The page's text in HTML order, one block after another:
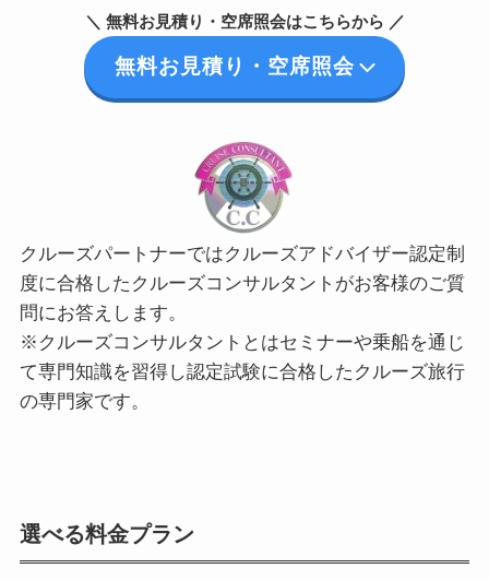
＼ 無料お見積り・空席照会はこちらから ／
無料お見積り・空席照会
クルーズパートナーではクルーズアドバイザー認定制
度に合格したクルーズコンサルタントがお客様のご質
問にお答えします。
※クルーズコンサルタントとはセミナーや乗船を通じ
て専門知識を習得し認定試験に合格したクルーズ旅行
の専門家です。
選べる料金プラン